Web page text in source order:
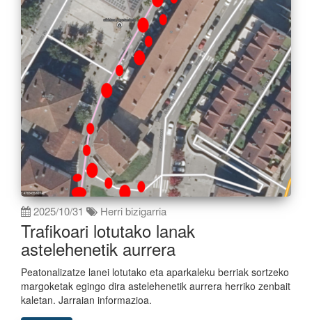
2025/10/31 Herri bizigarria
Trafikoari lotutako lanak
astelehenetik aurrera
Peatonalizatze lanei lotutako eta aparkaleku berriak sortzeko
margoketak egingo dira astelehenetik aurrera herriko zenbait
kaletan. Jarraian informazioa.